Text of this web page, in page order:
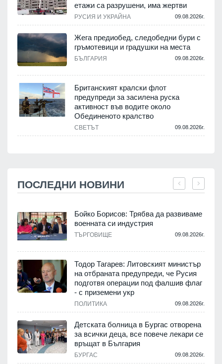
етажи са разрушени, има жертви
РУСИЯ И УКРАЙНА 09.08.2026г.
Жега предиобед, следобедни бури с
гръмотевици и градушки на места
БЪЛГАРИЯ 09.08.2026г.
Британският кралски флот
предупреди за засилена руска
активност във водите около
Обединеното кралство
СВЕТЪТ 09.08.2026г.
ПОСЛЕДНИ НОВИНИ
Бойко Борисов: Трябва да развиваме
военната си индустрия
ТЪРГОВИЩЕ 09.08.2026г.
Тодор Тагарев: Литовският министър
на отбраната предупреди, че Русия
подготвя операции под фалшив флаг
- с приземени укр
ПОЛИТИКА 09.08.2026г.
Детската болница в Бургас отворена
за всички деца, все повече лекари се
връщат в България
БУРГАС 09.08.2026г.